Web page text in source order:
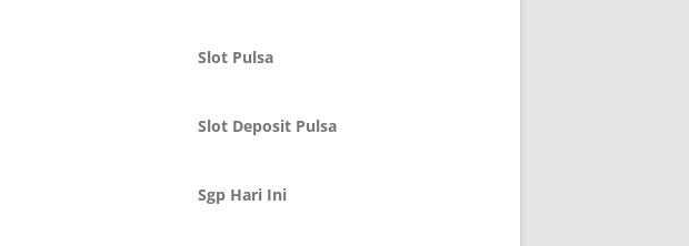
Slot Pulsa
Slot Deposit Pulsa
Sgp Hari Ini